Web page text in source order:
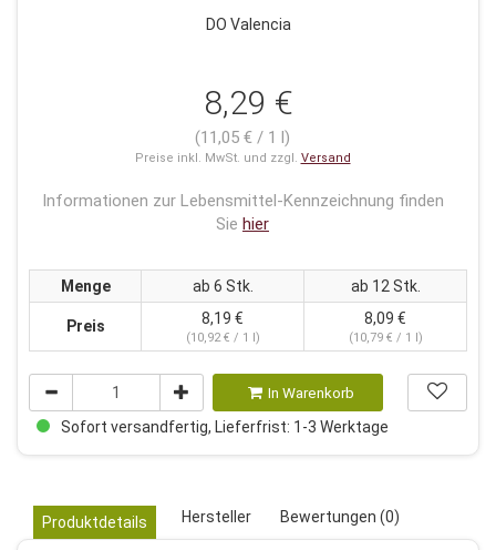
DO Valencia
8,29 €
(11,05 € / 1 l)
Preise inkl. MwSt. und zzgl. Versand
Informationen zur Lebensmittel-Kennzeichnung finden
Sie hier
Menge ab 6 Stk. ab 12 Stk.
Preis 8,19 €
(10,92 € / 1 l)
8,09 €
(10,79 € / 1 l)
In Warenkorb
Sofort versandfertig, Lieferfrist: 1-3 Werktage
Produktdetails Hersteller Bewertungen (0)